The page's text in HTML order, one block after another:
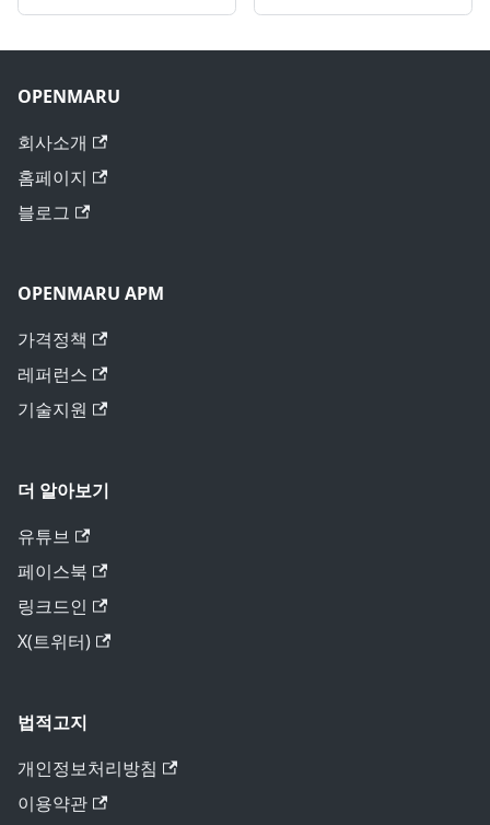
OPENMARU
회사소개
홈페이지
블로그
OPENMARU APM
가격정책
레퍼런스
기술지원
더 알아보기
유튜브
페이스북
링크드인
X(트위터)
법적고지
개인정보처리방침
이용약관